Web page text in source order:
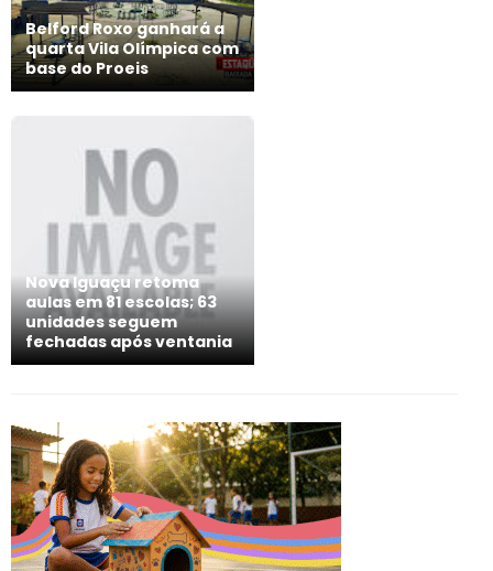
Belford Roxo ganhará a
quarta Vila Olímpica com
base do Proeis
Nova Iguaçu retoma
aulas em 81 escolas; 63
unidades seguem
fechadas após ventania